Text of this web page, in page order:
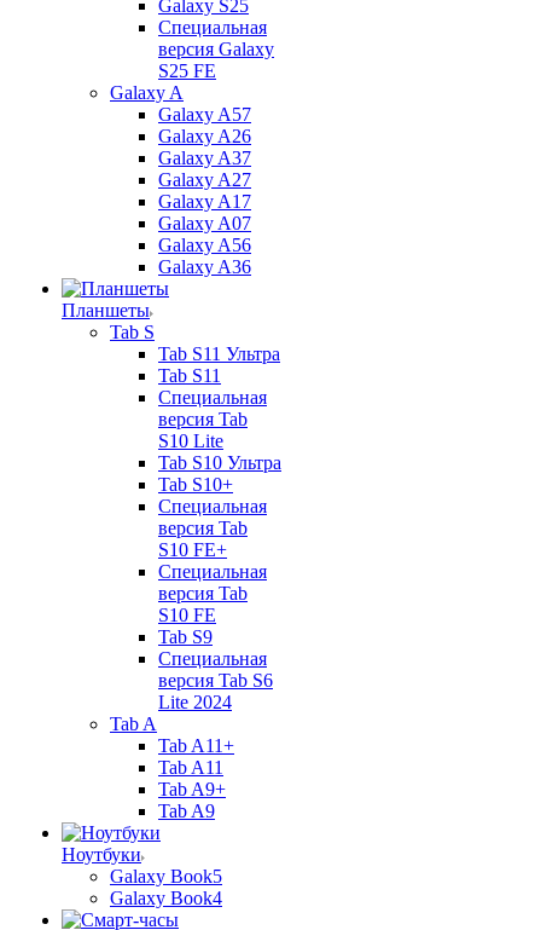
Galaxy S25
Специальная
версия Galaxy
S25 FE
Galaxy A
Galaxy A57
Galaxy A26
Galaxy A37
Galaxy A27
Galaxy A17
Galaxy A07
Galaxy A56
Galaxy A36
Планшеты
Tab S
Tab S11 Ультра
Tab S11
Специальная
версия Tab
S10 Lite
Tab S10 Ультра
Tab S10+
Специальная
версия Tab
S10 FE+
Специальная
версия Tab
S10 FE
Tab S9
Специальная
версия Tab S6
Lite 2024
Tab A
Tab A11+
Tab A11
Tab A9+
Tab A9
Ноутбуки
Galaxy Book5
Galaxy Book4